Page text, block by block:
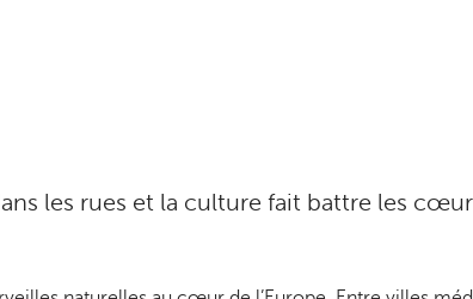
les rues et la culture fait battre les